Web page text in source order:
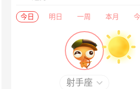
今日 明日 一周 本月
射手座